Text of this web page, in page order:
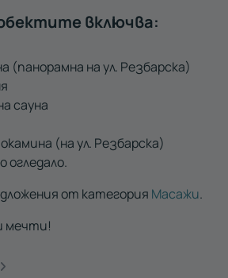
включва:
(панорамна на ул. Резбарска)
сауна
(на ул. Резбарска)
огледало.
от категория Масажи.
мечти!